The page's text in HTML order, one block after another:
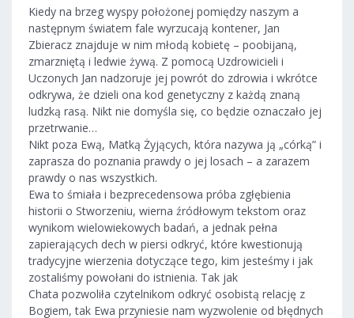
Kiedy na brzeg wyspy położonej pomiędzy naszym a
następnym światem fale wyrzucają kontener, Jan
Zbieracz znajduje w nim młodą kobietę – poobijaną,
zmarzniętą i ledwie żywą. Z pomocą Uzdrowicieli i
Uczonych Jan nadzoruje jej powrót do zdrowia i wkrótce
odkrywa, że dzieli ona kod genetyczny z każdą znaną
ludzką rasą. Nikt nie domyśla się, co będzie oznaczało jej
przetrwanie…
Nikt poza Ewą, Matką Żyjących, która nazywa ją „córką” i
zaprasza do poznania prawdy o jej losach – a zarazem
prawdy o nas wszystkich.
Ewa to śmiała i bezprecedensowa próba zgłębienia
historii o Stworzeniu, wierna źródłowym tekstom oraz
wynikom wielowiekowych badań, a jednak pełna
zapierających dech w piersi odkryć, które kwestionują
tradycyjne wierzenia dotyczące tego, kim jesteśmy i jak
zostaliśmy powołani do istnienia. Tak jak
Chata pozwoliła czytelnikom odkryć osobistą relację z
Bogiem, tak Ewa przyniesie nam wyzwolenie od błędnych